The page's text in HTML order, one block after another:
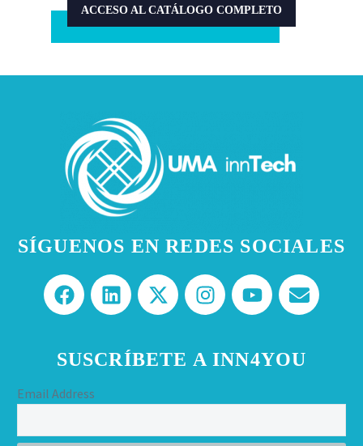
ACCESO AL CATÁLOGO COMPLETO
SÍGUENOS EN REDES SOCIALES
SUSCRÍBETE A INN4YOU
Email Address